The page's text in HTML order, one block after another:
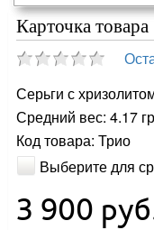
Карточка товара
Серьги с
Средний вес: 4.17
Код товара: Трио
Выберите для
3 900